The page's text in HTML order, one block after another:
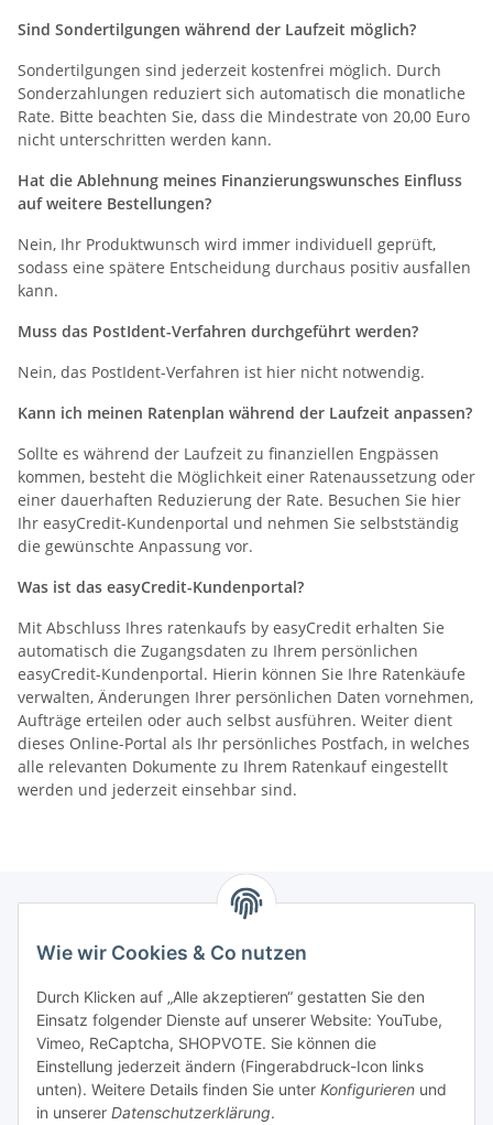
Wie wir Cookies & Co nutzen
Durch Klicken auf „Alle akzeptieren“ gestatten Sie den
Einsatz folgender Dienste auf unserer Website: YouTube,
Vimeo, ReCaptcha, SHOPVOTE. Sie können die
Einstellung jederzeit ändern (Fingerabdruck-Icon links
unten). Weitere Details finden Sie unter Konfigurieren und
in unserer Datenschutzerklärung.
Sind Sondertilgungen während der Laufzeit möglich?
Sondertilgungen sind jederzeit kostenfrei möglich. Durch
Sonderzahlungen reduziert sich automatisch die monatliche
Rate. Bitte beachten Sie, dass die Mindestrate von 20,00 Euro
nicht unterschritten werden kann.
Hat die Ablehnung meines Finanzierungswunsches Einfluss
auf weitere Bestellungen?
Nein, Ihr Produktwunsch wird immer individuell geprüft,
sodass eine spätere Entscheidung durchaus positiv ausfallen
kann.
Muss das PostIdent-Verfahren durchgeführt werden?
Nein, das PostIdent-Verfahren ist hier nicht notwendig.
Kann ich meinen Ratenplan während der Laufzeit anpassen?
Sollte es während der Laufzeit zu finanziellen Engpässen
kommen, besteht die Möglichkeit einer Ratenaussetzung oder
einer dauerhaften Reduzierung der Rate. Besuchen Sie hier
Ihr easyCredit-Kundenportal und nehmen Sie selbstständig
die gewünschte Anpassung vor.
Was ist das easyCredit-Kundenportal?
Mit Abschluss Ihres ratenkaufs by easyCredit erhalten Sie
automatisch die Zugangsdaten zu Ihrem persönlichen
easyCredit-Kundenportal. Hierin können Sie Ihre Ratenkäufe
verwalten, Änderungen Ihrer persönlichen Daten vornehmen,
Aufträge erteilen oder auch selbst ausführen. Weiter dient
dieses Online-Portal als Ihr persönliches Postfach, in welches
alle relevanten Dokumente zu Ihrem Ratenkauf eingestellt
werden und jederzeit einsehbar sind.
Service
Unternehmen
Triathlon Tipps